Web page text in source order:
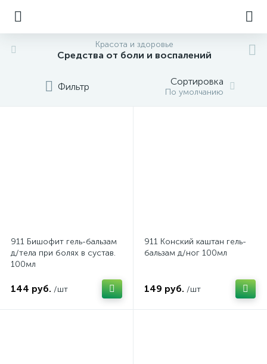
Красота и здоровье
Средства от боли и воспалений
Фильтр Сортировка
По умолчанию
911 Бишофит гель-бальзам
д/тела при болях в сустав.
100мл
144 руб. /шт
911 Конский каштан гель-
бальзам д/ног 100мл
149 руб. /шт